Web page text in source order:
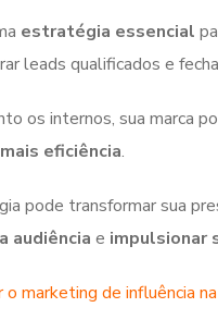
estratégia essencial
leads qualificados e
os internos, sua marca
eficiência.
pode transformar sua
audiência e impulsionar
marketing de influência